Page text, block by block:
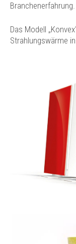
Branchenerfahrung.
Das Modell
Strahlungswärme